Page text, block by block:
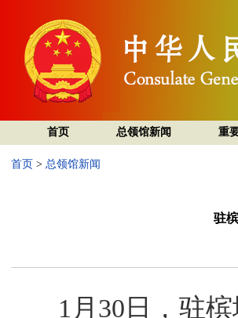
首页 总领馆新闻 重
首页 > 总领馆新闻
驻
1月30日，驻